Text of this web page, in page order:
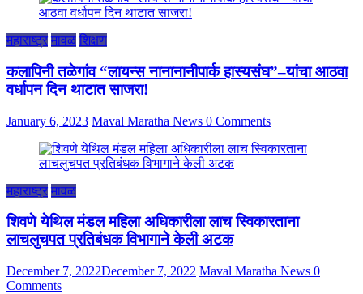
महाराष्ट्र मावळ शिक्षण
कलापिनी तळेगांव “लायन्स नानानानीपार्क हास्यसंघ”–यांचा आठवा
वर्धापन दिन थाटात साजरा!
January 6, 2023 Maval Maratha News 0 Comments
महाराष्ट्र मावळ
शिवणे येथिल मंडल महिला अधिकारीला लाच स्विकारताना
लाचलुचपत प्रतिबंधक विभागाने केली अटक
December 7, 2022December 7, 2022 Maval Maratha News 0
Comments